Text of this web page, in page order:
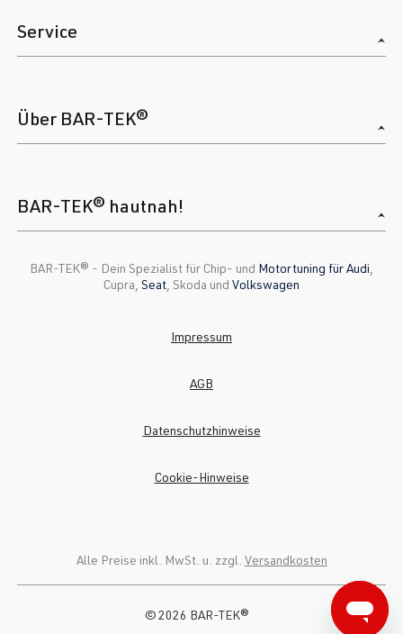
Service
Über BAR-TEK®
BAR-TEK® hautnah!
BAR-TEK®️ - Dein Spezialist für Chip- und Motortuning für Audi
Cupra, Seat , Skoda und Volkswagen
Alle Preise inkl. MwSt. u. zzgl. Versandkosten
Impressum
AGB
Datenschutzhinweise
Cookie-Hinweise
© 2026 BAR-TEK®